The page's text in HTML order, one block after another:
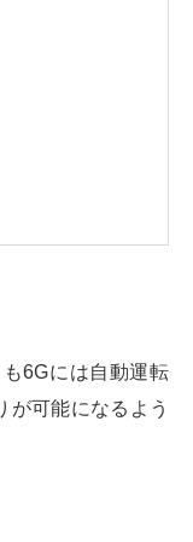
6Gには自動運転
が可能になるよう